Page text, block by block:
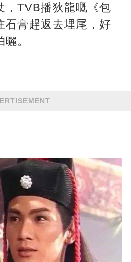
，TVB播狄龍嘅《包
石膏趕返去埋尾，好
。